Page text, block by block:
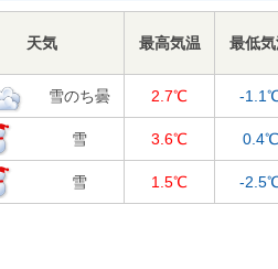
天気 最高気温 最低
雪のち曇 2.7℃ -
雪 3.6℃ 0.4℃
雪 1.5℃ -